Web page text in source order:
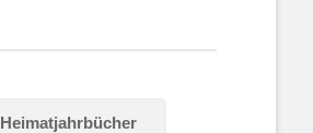
Heimatjahrbücher